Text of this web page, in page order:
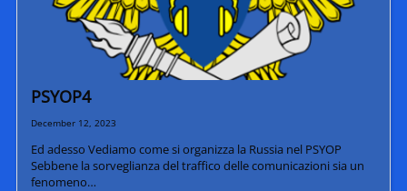
PSYOP4
December 12, 2023
Ed adesso Vediamo come si organizza la Russia nel PSYOP
Sebbene la sorveglianza del traffico delle comunicazioni sia un
fenomeno…